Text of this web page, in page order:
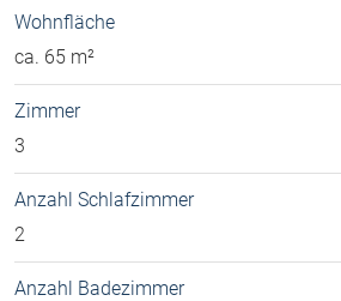
Wohnfläche
ca. 65 m²
Zimmer
3
Anzahl Schlafzimmer
2
Anzahl Badezimmer